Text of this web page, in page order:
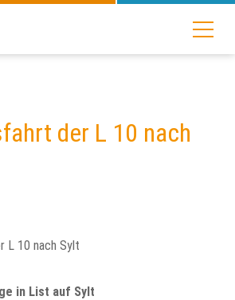
der L 10 nach
in List auf Sylt